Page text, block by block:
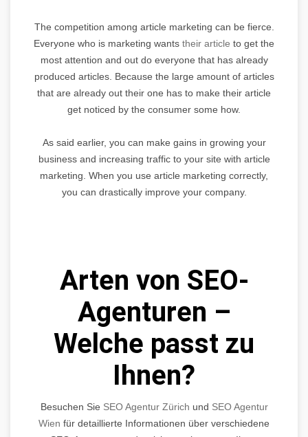
The competition among article marketing can be fierce.
Everyone who is marketing wants their article to get the
most attention and out do everyone that has already
produced articles. Because the large amount of articles
that are already out their one has to make their article
get noticed by the consumer some how.
As said earlier, you can make gains in growing your
business and increasing traffic to your site with article
marketing. When you use article marketing correctly,
you can drastically improve your company.
Arten von SEO-
Agenturen –
Welche passt zu
Ihnen?
Besuchen Sie SEO Agentur Zürich und SEO Agentur
Wien für detaillierte Informationen über verschiedene